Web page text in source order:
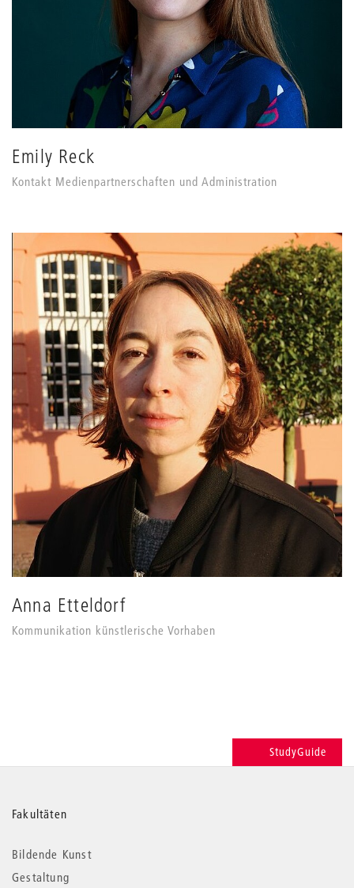
Emily Reck
Kontakt Medienpartnerschaften und Administration
Anna Etteldorf
Kommunikation künstlerische Vorhaben
StudyGuide
Weitere
Informationen
Fakultäten
Bildende Kunst
Gestaltung